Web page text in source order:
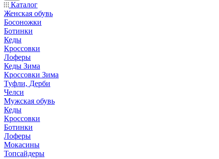
Каталог
Женская обувь
Босоножки
Ботинки
Кеды
Кроссовки
Лоферы
Кеды Зима
Кроссовки Зима
Туфли, Дерби
Челси
Мужская обувь
Кеды
Кроссовки
Ботинки
Лоферы
Мокасины
Топсайдеры